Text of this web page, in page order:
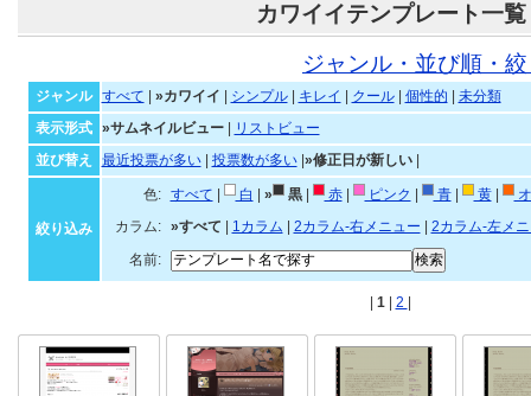
カワイイテンプレート一覧
ジャンル・並び順・
ジャンル すべて »カワイイ シンプル| キレイ クール| 個性的
未分類
表示形式
»サムネイルビュー|
リストビュー
並び替え
最近投票が多い| 投票数が多い| »修正日が新しい|
絞り込み
色: すべて 白 » 黒| 赤| ピンク 青| 黄|
カラム:
»すべて 1カラム 2カラム-右メニュー
2カラム-左メ
名前:
1 2